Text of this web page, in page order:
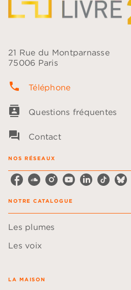
21 Rue du Montparnasse
75006 Paris
phone Téléphone
contacts Questions fréquentes
question_answer Contact
NOS RÉSEAUX
NOTRE CATALOGUE
Les plumes
Les voix
LA MAISON